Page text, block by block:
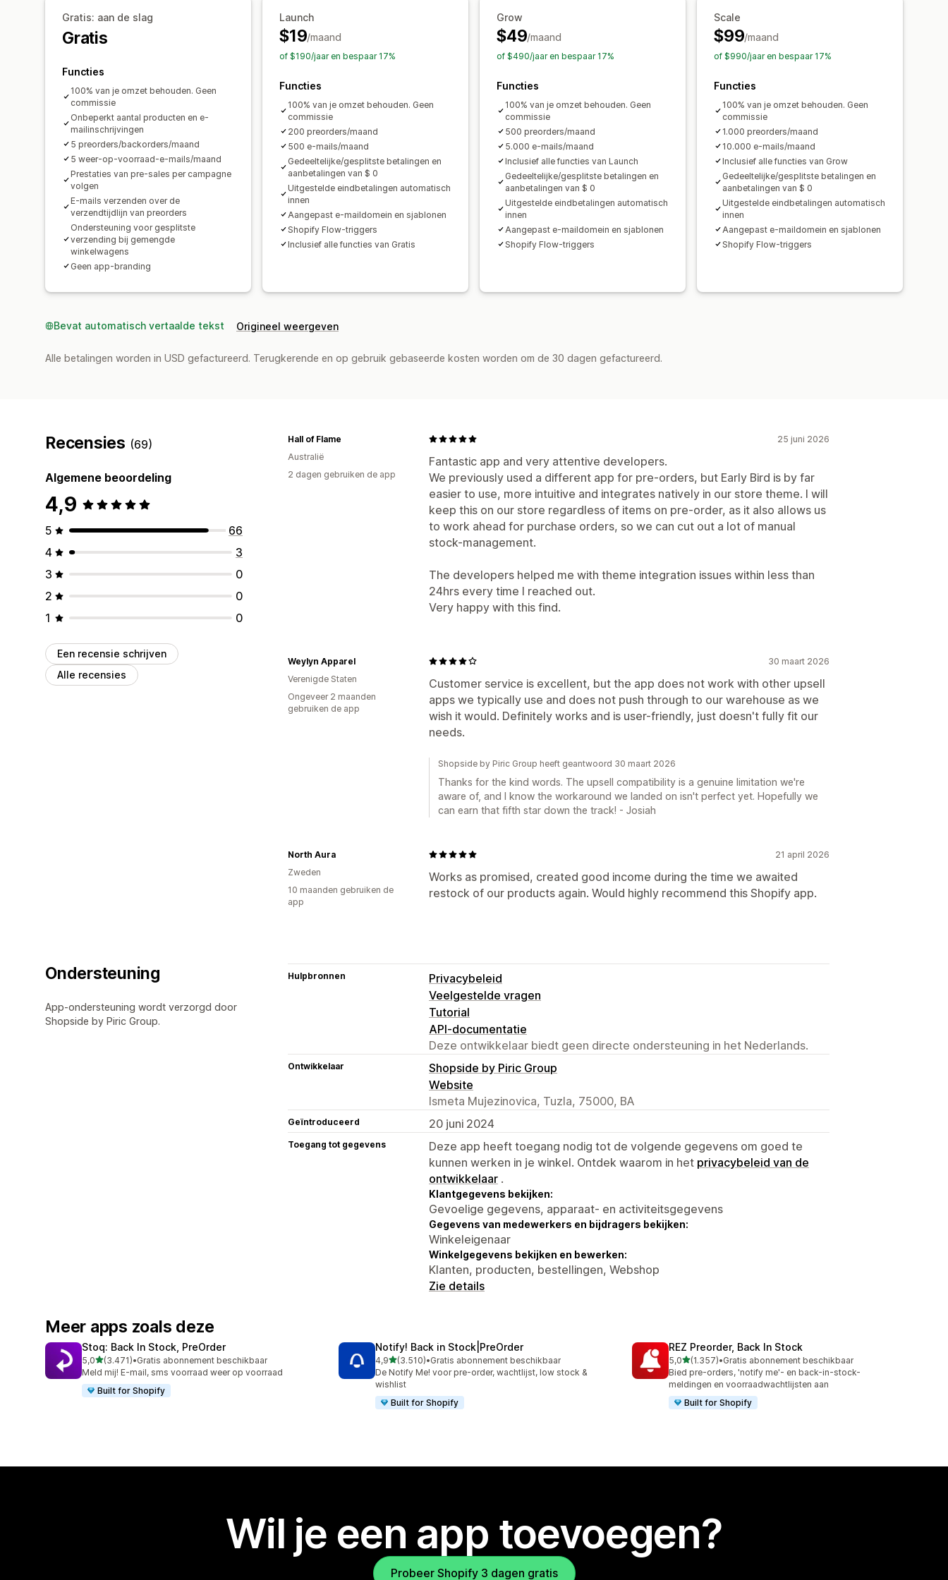
Uitgestelde betalingen
Kortingen
Gemengde winkelwagen
Analytics en rapportage
Vraag van klanten
Prestatierapporten
Gratis: aan de slag
Gratis
Functies
100% van je omzet behouden. Geen
commissie
Onbeperkt aantal producten en e-
mailinschrijvingen
5 preorders/backorders/maand
5 weer-op-voorraad-e-mails/maand
Prestaties van pre-sales per campagne
volgen
E-mails verzenden over de
verzendtijdlijn van preorders
Ondersteuning voor gesplitste
verzending bij gemengde
winkelwagens
Geen app-branding
Launch
$19/maand
of $190/jaar en bespaar 17%
Functies
100% van je omzet behouden. Geen
commissie
200 preorders/maand
500 e-mails/maand
Gedeeltelijke/gesplitste betalingen en
aanbetalingen van $ 0
Uitgestelde eindbetalingen automatisch
innen
Aangepast e-maildomein en sjablonen
Shopify Flow-triggers
Inclusief alle functies van Gratis
Grow
$49/maand
of $490/jaar en bespaar 17%
Functies
100% van je omzet behouden. Geen
commissie
500 preorders/maand
5.000 e-mails/maand
Inclusief alle functies van Launch
Gedeeltelijke/gesplitste betalingen en
aanbetalingen van $ 0
Uitgestelde eindbetalingen automatisch
innen
Aangepast e-maildomein en sjablonen
Shopify Flow-triggers
Scale
$99/maand
of $990/jaar en bespaar 17%
Functies
100% van je omzet behouden. Geen
commissie
1.000 preorders/maand
10.000 e-mails/maand
Inclusief alle functies van Grow
Gedeeltelijke/gesplitste betalingen en
aanbetalingen van $ 0
Uitgestelde eindbetalingen automatisch
innen
Aangepast e-maildomein en sjablonen
Shopify Flow-triggers
Bevat automatisch vertaalde tekst Origineel weergeven
Alle betalingen worden in USD gefactureerd. Terugkerende en op gebruik gebaseerde kosten worden om de 30 dagen gefactureerd.
Recensies (69)
Algemene beoordeling
4,9
5
66
4
3
3
0
2
0
1
0
Een recensie schrijven
Alle recensies
25 juni 2026
Fantastic app and very attentive developers.
We previously used a different app for pre-orders, but Early Bird is by far
easier to use, more intuitive and integrates natively in our store theme. I will
keep this on our store regardless of items on pre-order, as it also allows us
to work ahead for purchase orders, so we can cut out a lot of manual
stock-management.
The developers helped me with theme integration issues within less than
24hrs every time I reached out.
Very happy with this find.
Hall of Flame
Australië
2 dagen gebruiken de app
30 maart 2026
Customer service is excellent, but the app does not work with other upsell
apps we typically use and does not push through to our warehouse as we
wish it would. Definitely works and is user-friendly, just doesn't fully fit our
needs.
Weylyn Apparel
Verenigde Staten
Ongeveer 2 maanden
gebruiken de app
Shopside by Piric Group heeft geantwoord 30 maart 2026
Thanks for the kind words. The upsell compatibility is a genuine limitation we're
aware of, and I know the workaround we landed on isn't perfect yet. Hopefully we
can earn that fifth star down the track! - Josiah
21 april 2026
Works as promised, created good income during the time we awaited
restock of our products again. Would highly recommend this Shopify app.
North Aura
Zweden
10 maanden gebruiken de
app
Ondersteuning
App-ondersteuning wordt verzorgd door
Shopside by Piric Group.
Hulpbronnen
Privacybeleid
Veelgestelde vragen
Tutorial
API-documentatie
Deze ontwikkelaar biedt geen directe ondersteuning in het Nederlands.
Ontwikkelaar
Shopside by Piric Group
Website
Ismeta Mujezinovica, Tuzla, 75000, BA
Geïntroduceerd 20 juni 2024
Toegang tot gegevens
Deze app heeft toegang nodig tot de volgende gegevens om goed te
kunnen werken in je winkel. Ontdek waarom in het privacybeleid van de
ontwikkelaar .
Klantgegevens bekijken:
Gevoelige gegevens, apparaat- en activiteitsgegevens
Gegevens van medewerkers en bijdragers bekijken:
Winkeleigenaar
Winkelgegevens bekijken en bewerken:
Klanten, producten, bestellingen, Webshop
Zie details
Meer apps zoals deze
Stoq: Back In Stock, PreOrder
5,0van 5 sterren
(3.471)
3471 recensies in totaal
•Gratis abonnement beschikbaar
Meld mij! E-mail, sms voorraad weer op voorraad
Built for Shopify
Notify! Back in Stock|PreOrder
4,9van 5 sterren
(3.510)
3510 recensies in totaal
•Gratis abonnement beschikbaar
De Notify Me! voor pre-order, wachtlijst, low stock &
wishlist
Built for Shopify
REZ Preorder, Back In Stock
5,0van 5 sterren
(1.357)
1357 recensies in totaal
•Gratis abonnement beschikbaar
Bied pre-orders, 'notify me'- en back-in-stock-
meldingen en voorraadwachtlijsten aan
Built for Shopify
Wil je een app toevoegen?
Probeer Shopify 3 dagen gratis